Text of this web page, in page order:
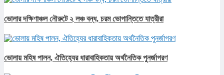
ভোলার দক্ষিণাঞ্চল নৌরুটে ২ লঞ্চ বন্ধ, চরম ভোগান্তিতে যাত্রীরা
ভোলায় মহিষ পালন, ঐতিহ্যের ধারাবাহিকতায় অর্থনৈতিক পুনর্জাগরণ